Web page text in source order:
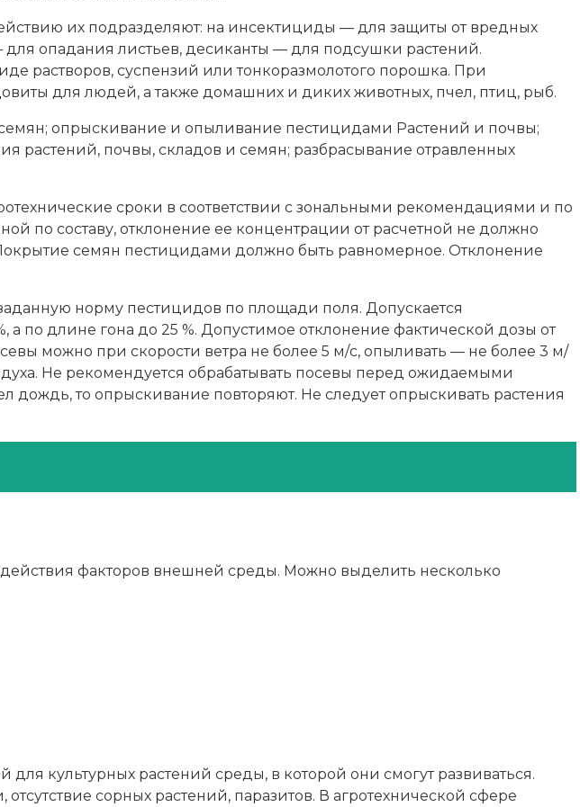
их подразделяют: на инсектициды — для защиты от вредных
опадания листьев, десиканты — для подсушки растений.
растворов, суспензий или тонкоразмолотого порошка. При
для людей, а также домашних и диких животных, пчел, птиц, рыб.
опрыскивание и опыливание пестицидами Растений и почвы;
растений, почвы, складов и семян; разбрасывание отравленных
сроки в соответствии с зональными рекомендациями и по
по составу, отклонение ее концентрации от расчетной не должно
семян пестицидами должно быть равномерное. Отклонение
норму пестицидов по площади поля. Допускается
по длине гона до 25 %. Допустимое отклонение фактической дозы от
можно при скорости ветра не более 5 м/с, опыливать — не более 3 м/
Не рекомендуется обрабатывать посевы перед ожидаемыми
то опрыскивание повторяют. Не следует опрыскивать растения
факторов внешней среды. Можно выделить несколько
культурных растений среды, в которой они смогут развиваться.
сорных растений, паразитов. В агротехнической сфере